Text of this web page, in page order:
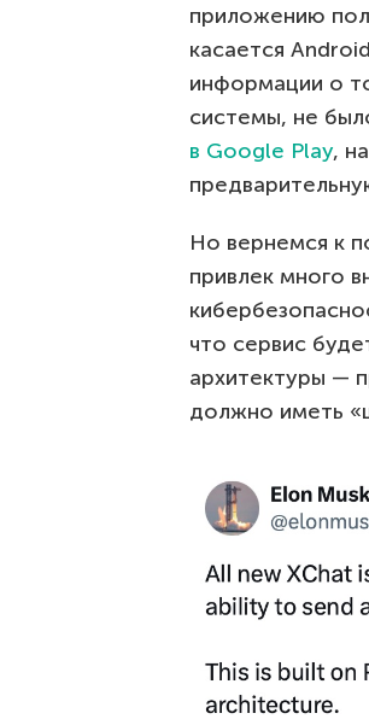
приложению
касается
информации о
системы, не
в Google Play,
Но вернемся к
привлек много
что сервис
архитектуры —
должно иметь